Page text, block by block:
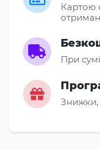
Картою
При
Знижки,